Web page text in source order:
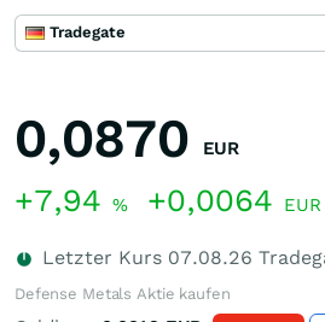
Tradegate
0,0870 EUR
+7,94 % +0,0064 EUR
Letzter Kurs 07.08.26
Defense Metals Aktie kaufen